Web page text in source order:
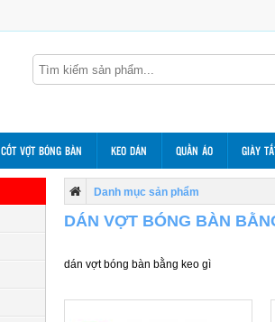
CỐT VỢT BÓNG BÀN KEO DÁN QUẦN ÁO GIÀY
Danh mục sản phẩm
DÁN VỢT BÓNG BÀN
dán vợt bóng bàn bằng keo gì